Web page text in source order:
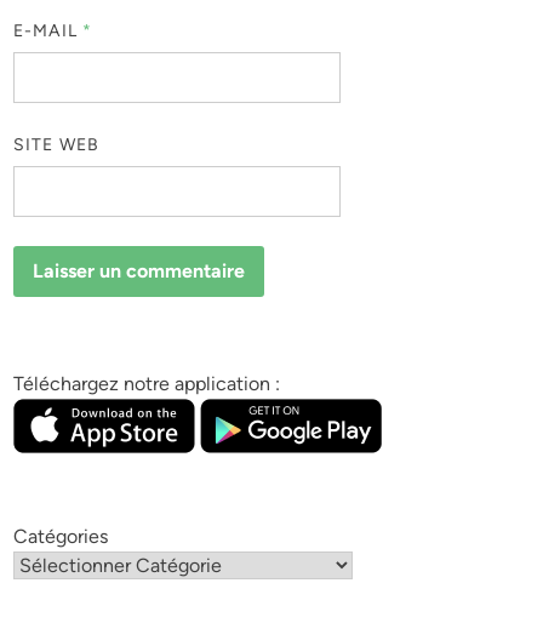
E-MAIL *
SITE WEB
Téléchargez notre application :
Catégories